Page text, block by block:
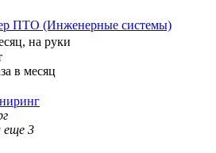
ПТО (Инженерные системы)
на руки
в месяц
еще 3